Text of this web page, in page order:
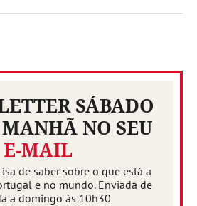
SÁBADO
NO SEU
E-MAIL
de saber sobre o que está a
e no mundo. Enviada de
a domingo às 10h30